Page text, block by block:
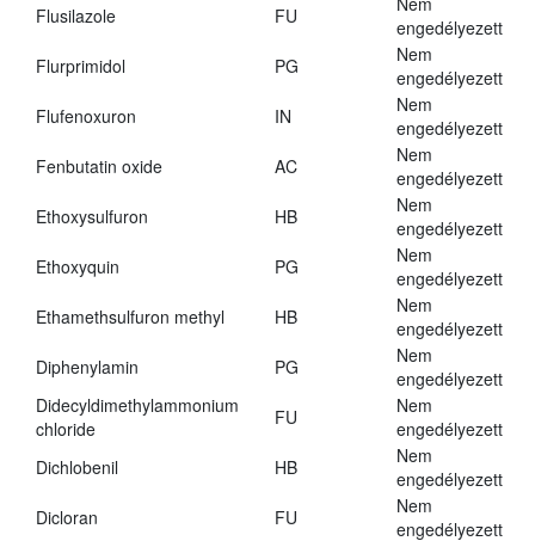
Flusilazole
FU
engedélyezett
Flurprimidol
PG
Nem
engedélyezett
Flufenoxuron
IN
Nem
engedélyezett
Fenbutatin oxide
AC
Nem
engedélyezett
Ethoxysulfuron
HB
Nem
engedélyezett
Ethoxyquin
PG
Nem
engedélyezett
Ethamethsulfuron methyl
HB
Nem
engedélyezett
Diphenylamin
PG
Nem
engedélyezett
Didecyldimethylammonium
chloride
FU
Nem
engedélyezett
Dichlobenil
HB
Nem
engedélyezett
Dicloran
FU
Nem
engedélyezett